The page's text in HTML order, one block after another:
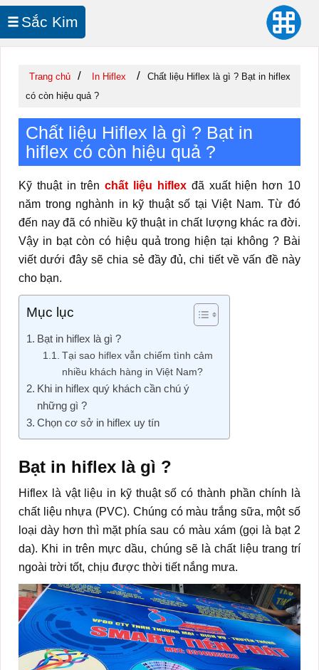
In UV Cuộn
Sắc Kim
Trang chủ / In Hiflex /
Chất liệu Hiflex là gì ? Bạt in hiflex
có còn hiệu quả ?
Chất liệu Hiflex là gì ? Bạt in
hiflex có còn hiệu quả ?
Kỹ thuật in trênchất liệu hiflexđã xuất hiện hơn 10
năm trong nghành in kỹ thuật số tại Việt Nam. Từ đó
đến nay đã có nhiều kỹ thuật in chất lượng khác ra đời.
Vậy in bạt còn có hiệu quả trong hiện tại không ? Bài
viết dưới đây sẽ chia sẻ đầy đủ, chi tiết về vấn đề này
cho bạn.
Mục lục
Bạt in hiflex là gì ?
Tại sao hiflex vẫn chiếm tình cảm
nhiều khách hàng in Việt Nam?
Khi in hiflex quý khách cần chú ý
những gì ?
Chọn cơ sở in hiflex uy tín
Bạt in hiflex là gì ?
Hiflex là vật liệu in kỹ thuật số có thành phần chính là
chất liệu nhựa (PVC). Chúng có màu trắng sữa, một số
loại dày hơn thì mặt phía sau có màu xám (gọi là bạt 2
da). Khi in trên mực dầu, chúng sẽ là chất liệu trang trí
ngoài trời tốt, chịu được thời tiết nắng mưa.